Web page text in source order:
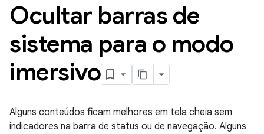
Ocultar barras de
sistema para o modo
imersivo
Alguns conteúdos ficam melhores em tela cheia sem
indicadores na barra de status ou de navegação. Alguns